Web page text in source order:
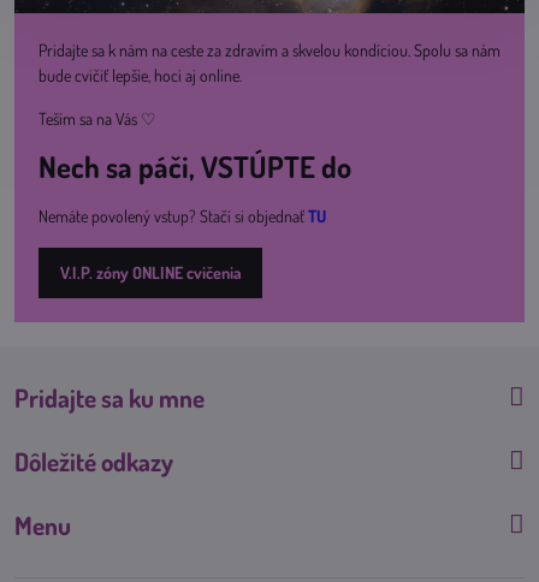
Pridajte sa k nám na ceste za zdravím a skvelou kondíciou. Spolu sa nám
bude cvičiť lepšie, hoci aj online.
Teším sa na Vás ♡
Nech sa páči, VSTÚPTE do
Nemáte povolený vstup? Stačí si objednaťTU
V.I.P. zóny ONLINE cvičenia
Pridajte sa ku mne
Dôležité odkazy
Menu